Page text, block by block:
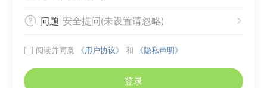
 问题 
安全提问(未设置请忽略)
 阅读并同意 《用户协议》 和 《隐私声明》
登录